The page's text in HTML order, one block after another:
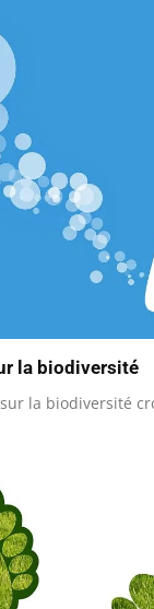
la biodiversité
la biodiversité